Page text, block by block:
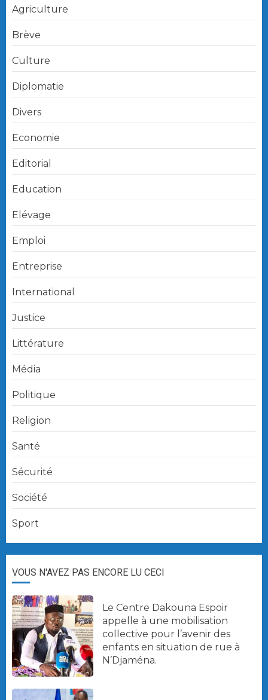
Agriculture
Brève
Culture
Diplomatie
Divers
Economie
Editorial
Education
Elévage
Emploi
Entreprise
International
Justice
Littérature
Média
Politique
Religion
Santé
Sécurité
Société
Sport
VOUS N'AVEZ PAS ENCORE LU CECI
Le Centre Dakouna Espoir
appelle à une mobilisation
collective pour l’avenir des
enfants en situation de rue à
N’Djaména.